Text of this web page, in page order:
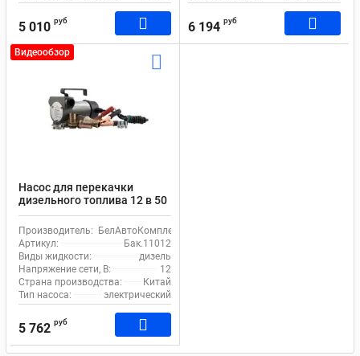
5 010 руб 6 194 руб
Видеообзор
Насос для перекачки
дизельного топлива 12 в 50
л/м БелАк Стандарт
Производитель: БелАвтоКомплект
Артикул:
Бак.11012
Виды жидкости:
дизель
Напряжение сети, В:
12
Страна производства:
Китай
Тип насоса:
электрический
5 762 руб